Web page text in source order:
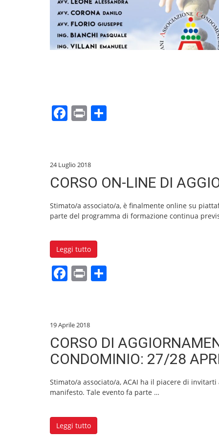
k
F
e
b
o
o
k
Pr
vi
di
24 Luglio 2018
CORSO ON-LINE DI
Stimato/a associato/a, è finalmente online su
parte del programma di formazione continua
Leggi tutto
F
e
b
o
o
k
Pr
vi
di
19 Aprile 2018
CORSO DI
CONDOMINIO: 27/28
Stimato/a associato/a, ACAI ha il piacere di
manifesto. Tale evento fa parte …
Leggi tutto